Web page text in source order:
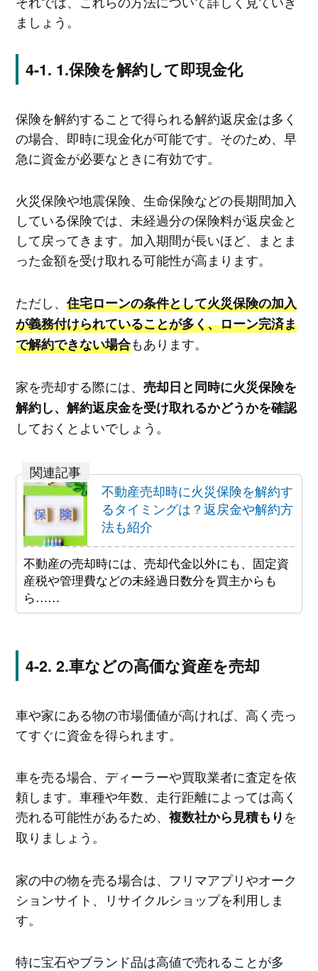
ましょう。
1.保険を解約して即現金化
保険を解約することで得られる解約返戻金は多く
の場合、即時に現金化が可能です。そのため、早
急に資金が必要なときに有効です。
火災保険や地震保険、生命保険などの長期間加入
している保険では、未経過分の保険料が返戻金と
して戻ってきます。加入期間が長いほど、まとま
った金額を受け取れる可能性が高まります。
ただし、住宅ローンの条件として火災保険の加入
が義務付けられていることが多く、ローン完済ま
で解約できない場合もあります。
家を売却する際には、 売却日と同時に火災保険を
解約し、解約返戻金を受け取れるかどうかを確認
しておくとよいでしょう。
不動産売却時に火災保険を解約す
るタイミングは？返戻金や解約方
法も紹介
不動産の売却時には、売却代金以外にも、固定資
産税や管理費などの未経過日数分を買主からも
ら……
2.車などの高価な資産を売却
車や家にある物の市場価値が高ければ、高く売っ
てすぐに資金を得られます。
車を売る場合、ディーラーや買取業者に査定を依
頼します。車種や年数、走行距離によっては高く
売れる可能性があるため、 複数社から見積もりを
取りましょう。
家の中の物を売る場合は、フリマアプリやオーク
ションサイト、リサイクルショップを利用しま
す。
特に宝石やブランド品は高値で売れることが多